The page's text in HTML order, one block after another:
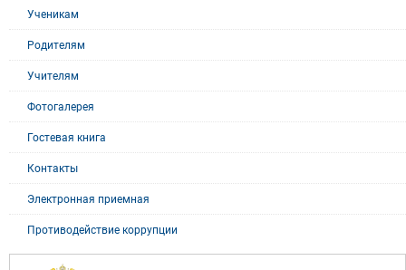
Ученикам
Родителям
Учителям
Фотогалерея
Гостевая книга
Контакты
Электронная приемная
Противодействие коррупции